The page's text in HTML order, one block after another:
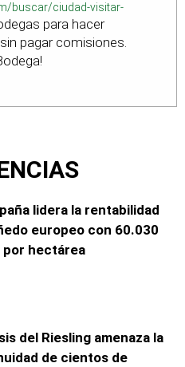
buscar/ciudad-visitar-
para hacer
pagar comisiones.
lidera la rentabilidad
europeo con 60.030
por hectárea
del Riesling amenaza la
de cientos de